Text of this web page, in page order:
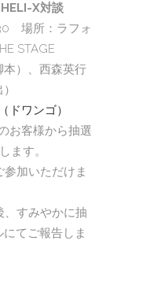
X対談
場所：ラフォ
STAGE
）、西森英行
ドワンゴ）
お客様から抽選
ます。
加いただけま
すみやかに抽
てご報告しま